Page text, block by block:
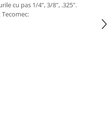
cu pas 1/4", 3/8", .325".